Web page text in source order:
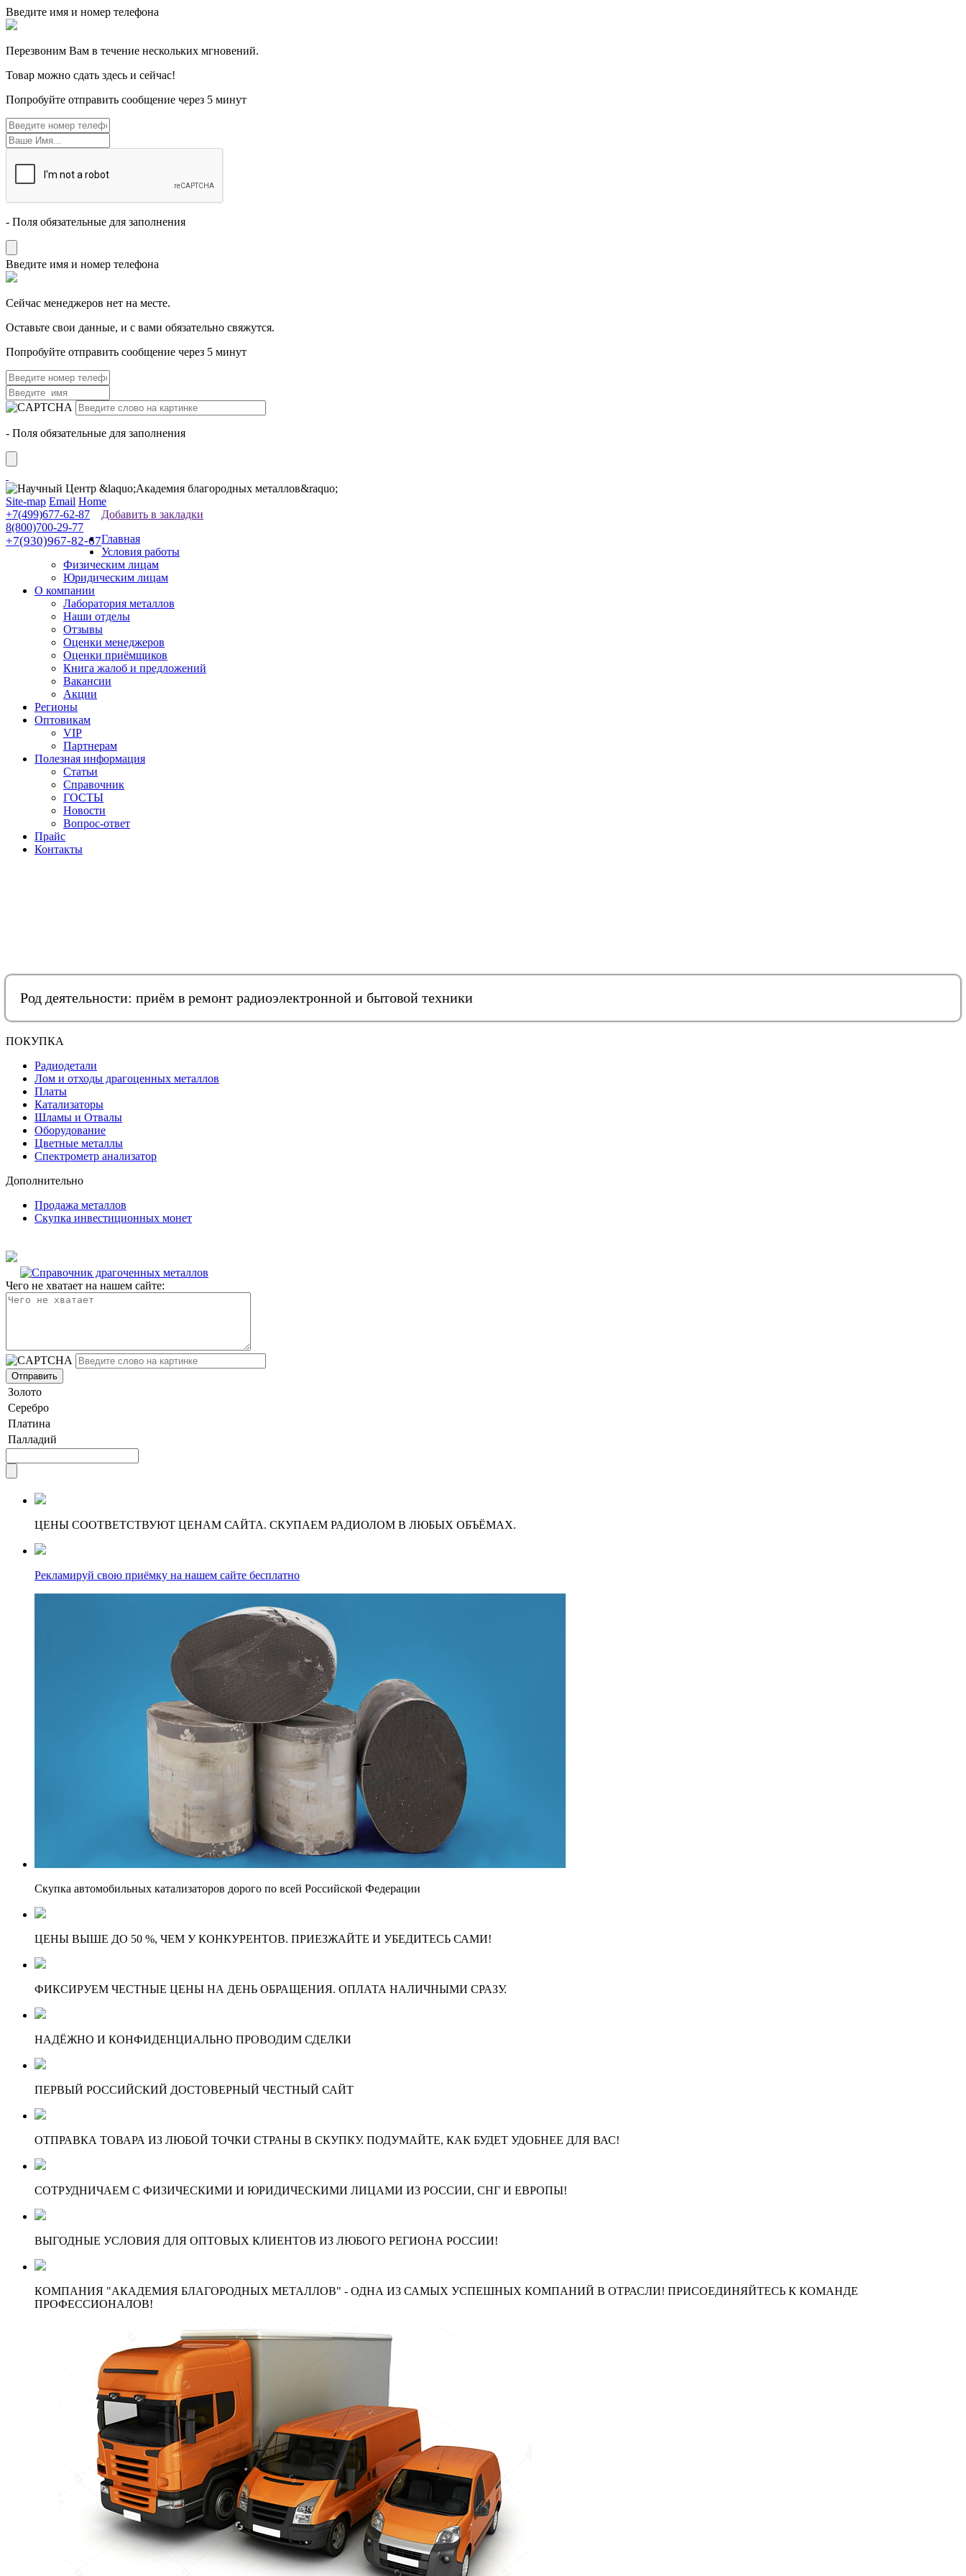
Введите имя и номер телефона
Перезвоним Вам в течение нескольких мгновений.
Товар можно сдать здесь и сейчас!
Попробуйте отправить сообщение через 5 минут
- Поля обязательные для заполнения
Введите имя и номер телефона
Cейчас менеджеров нет на месте.
Оставьте свои данные, и с вами обязательно свяжутся.
Попробуйте отправить сообщение через 5 минут
- Поля обязательные для заполнения
Site-map Email Home
+7(499)677-62-87
8(800)700-29-77
+7(930)967-82-67
Добавить в закладки
Главная
Условия работы
Физическим лицам
Юридическим лицам
О компании
Лаборатория металлов
Наши отделы
Отзывы
Оценки менеджеров
Оценки приёмщиков
Книга жалоб и предложений
Вакансии
Акции
Регионы
Оптовикам
VIP
Партнерам
Полезная информация
Статьи
Справочник
ГОСТЫ
Новости
Вопрос-ответ
Прайс
Контакты
Род деятельности: приём в ремонт радиоэлектронной и бытовой техники
ПОКУПКА
Радиодетали
Лом и отходы драгоценных металлов
Платы
Катализаторы
Шламы и Отвалы
Оборудование
Цветные металлы
Спектрометр анализатор
Дополнительно
Продажа металлов
Скупка инвестиционных монет
Чего не хватает на нашем сайте:
Золото
Серебро
Платина
Палладий
ЦЕНЫ СООТВЕТСТВУЮТ ЦЕНАМ САЙТА. СКУПАЕМ РАДИОЛОМ В ЛЮБЫХ ОБЪЁМАХ.
Рекламируй свою приёмку на нашем сайте бесплатно
Скупка автомобильных катализаторов дорого по всей Российской Федерации
ЦЕНЫ ВЫШЕ ДО 50 %, ЧЕМ У КОНКУРЕНТОВ. ПРИЕЗЖАЙТЕ И УБЕДИТЕСЬ САМИ!
ФИКСИРУЕМ ЧЕСТНЫЕ ЦЕНЫ НА ДЕНЬ ОБРАЩЕНИЯ. ОПЛАТА НАЛИЧНЫМИ СРАЗУ.
НАДЁЖНО И КОНФИДЕНЦИАЛЬНО ПРОВОДИМ СДЕЛКИ
ПЕРВЫЙ РОССИЙСКИЙ ДОСТОВЕРНЫЙ ЧЕСТНЫЙ САЙТ
ОТПРАВКА ТОВАРА ИЗ ЛЮБОЙ ТОЧКИ СТРАНЫ В СКУПКУ. ПОДУМАЙТЕ, КАК БУДЕТ УДОБНЕЕ ДЛЯ ВАС!
СОТРУДНИЧАЕМ С ФИЗИЧЕСКИМИ И ЮРИДИЧЕСКИМИ ЛИЦАМИ ИЗ РОССИИ, СНГ И ЕВРОПЫ!
ВЫГОДНЫЕ УСЛОВИЯ ДЛЯ ОПТОВЫХ КЛИЕНТОВ ИЗ ЛЮБОГО РЕГИОНА РОССИИ!
КОМПАНИЯ "АКАДЕМИЯ БЛАГОРОДНЫХ МЕТАЛЛОВ" - ОДНА ИЗ САМЫХ УСПЕШНЫХ КОМПАНИЙ В ОТРАСЛИ! ПРИСОЕДИНЯЙТЕСЬ К КОМАНДЕ
ПРОФЕССИОНАЛОВ!